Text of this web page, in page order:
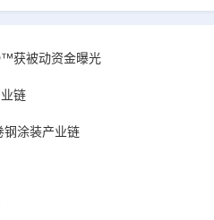
院，开展专项技术交流研讨。会上，
井成套装备、井下探测、岩石物理实
井解释、深井探测及多源地质数据解
术体系，并结合实战案例分享了含油
勘查经验。王乐力介绍了西部中...
获被动资金曝光
链
钢涂装产业链